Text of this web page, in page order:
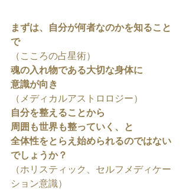
まずは、自分が何者なのかを知ること
で
（こころの占星術）
魂の入れ物である大切な身体に
意識が向き
（メディカルアストロロジー）
自分を整えることから
周囲も世界も整っていく、と
全体性をとらえ始められるのではない
でしょうか？
（ホリスティック、セルフメディケー
ション意識）